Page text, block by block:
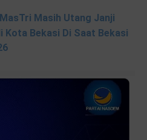
Masih Utang Janji
Kota Bekasi Di Saat Bekasi